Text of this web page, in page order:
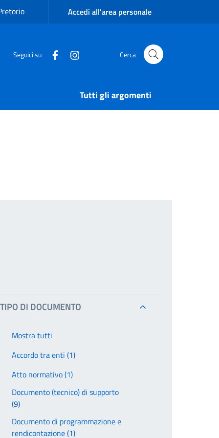
Accedi all'area personale
Seguici su Cerca
Tutti gli argomenti
TIPO DI DOCUMENTO
Mostra tutti
Accordo tra enti (1)
Atto normativo (1)
Documento (tecnico) di supporto
(9)
Documento di programmazione e
rendicontazione (1)